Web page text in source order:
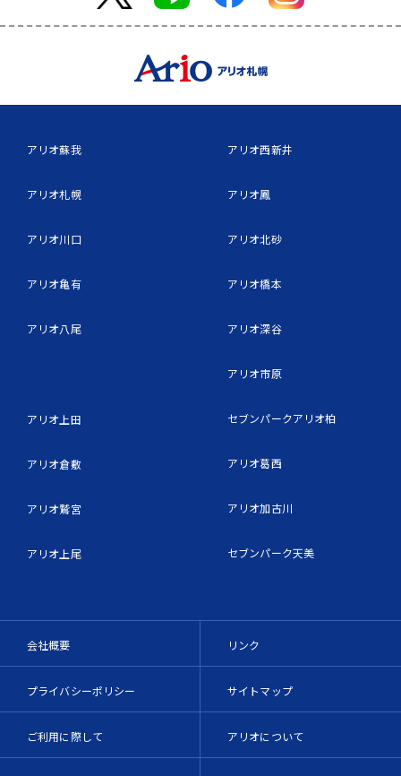
アリオ蘇我
アリオ札幌
アリオ川口
アリオ亀有
アリオ八尾
アリオ上田
アリオ倉敷
アリオ鷲宮
アリオ上尾
アリオ西新井
アリオ鳳
アリオ北砂
アリオ橋本
アリオ深谷
アリオ市原
セブンパークアリオ柏
アリオ葛西
アリオ加古川
セブンパーク天美
会社概要
プライバシーポリシー
ご利用に際して
リンク
サイトマップ
アリオについて